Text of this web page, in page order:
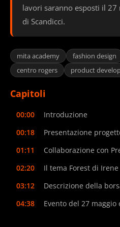
lavori saranno esposti il 27
di Scandicci.
mita academy fashion design
centro rogers
product
Capitoli
00:00
Introduzione
00:18
Presentazione
01:11
Collaborazione con
02:20
Il tema Forest di Irene
03:12
Descrizione della
04:38
Evento del 27 maggio